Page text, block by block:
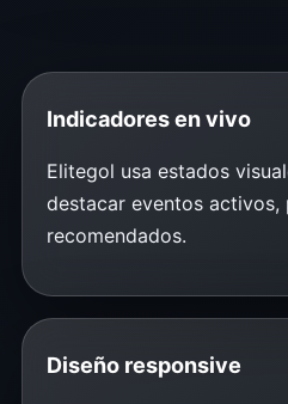
Indicadores en vivo
Elitegol usa estados
destacar eventos activos,
recomendados.
Diseño responsive